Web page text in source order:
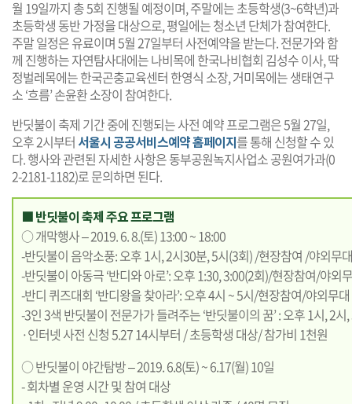
월 19일까지 총 5회 진행될 예정이며, 주말에는 초등학생(3~6학년)과
초등학생 동반 가정을 대상으로, 평일에는 청소년 단체가 참여한다.
주말 일정은 유료이며 5월 27일부터 사전예약을 받는다. 전문가와 함
께 진행하는 자연탐사대에는 나비목에 한국나비협회 김성수 이사, 딱
정벌레목에는 한국곤충교육센터 한영식 소장, 거미목에는 생태연구
소 ‘흐름’ 손윤환 소장이 참여한다.
반딧불이 축제 기간 중에 진행되는 사전 예약 프로그램은 5월 27일,
오후 2시부터 서울시 공공서비스예약 홈페이지를 통해 신청할 수 있
다. 행사와 관련된 자세한 사항은 동부공원녹지사업소 공원여가과(0
2-2181-1182)로 문의하면 된다.
■ 반딧불이 축제 주요 프로그램
○ 개막행사 – 2019. 6. 8.(토) 13:00 ~ 18:00
-반딧불이 음악소풍: 오후 1시, 2시30분, 5시(3회) /현장참여 /야외무대
-반딧불이 아동극 ‘반디와 아로’: 오후 1:30, 3:00(2회)/현장참여/야외
-반디 퀴즈대회 ‘반디왕을 찾아라’: 오후 4시 ~ 5시/현장참여/야외무대
-3인 3색 반딧불이 전문가가 들려주는 ‘반딧불이의 꿈’ : 오후 1시, 2시
·인터넷 사전 신청 5.27 14시부터 / 초등학생 대상/ 참가비 1천원
○ 반딧불이 야간탐방 – 2019. 6.8(토) ~ 6.17(월) 10일
- 회차별 운영 시간 및 참여 대상